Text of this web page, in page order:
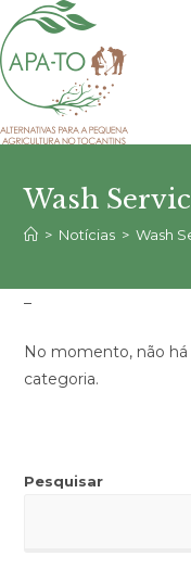
para
o
conteúdo
Wash
> Notícias > Wash
–
No momento, não
categoria.
Pesquisar